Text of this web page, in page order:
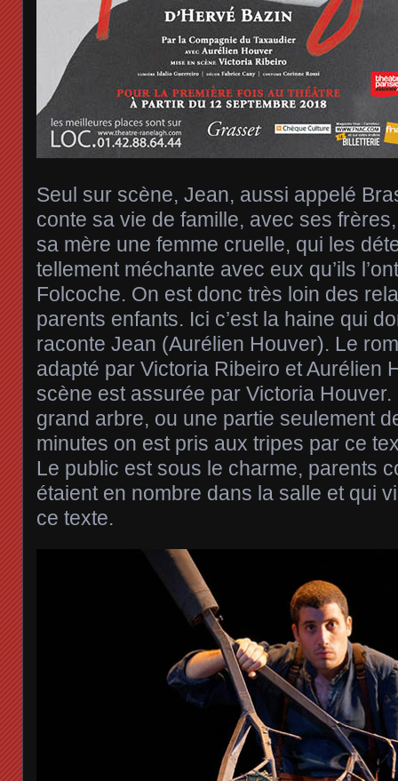
Seul sur scène, Jean, aussi appelé
conte sa vie de famille, avec ses
sa mère une femme cruelle, qui les
tellement méchante avec eux qu’ils
Folcoche. On est donc très loin des
parents enfants. Ici c’est la haine qui
raconte Jean (Aurélien Houver). Le
adapté par Victoria Ribeiro et Aurélien
scène est assurée par Victoria
grand arbre, ou une partie seulement
minutes on est pris aux tripes par ce
Le public est sous le charme, parents
étaient en nombre dans la salle et qui
ce texte.